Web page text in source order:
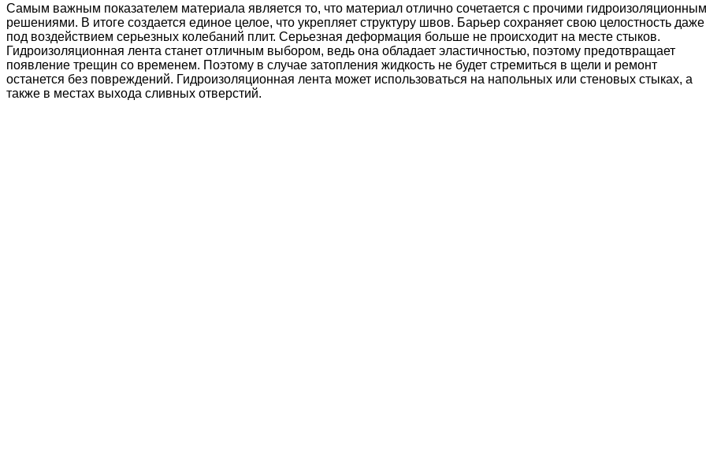
Самым важным показателем материала является то, что материал отлично сочетается с прочими
решениями. В итоге создается единое целое, что укрепляет структуру швов. Барьер сохраняет свою целостность даже
под воздействием серьезных колебаний плит. Серьезная деформация больше не происходит на месте стыков.
Гидроизоляционная лента станет отличным выбором, ведь она обладает эластичностью, поэтому предотвращает
появление трещин со временем. Поэтому в случае затопления жидкость не будет стремиться в щели и ремонт
останется без повреждений. Гидроизоляционная лента может использоваться на напольных или стеновых стыках, а
также в местах выхода сливных отверстий.